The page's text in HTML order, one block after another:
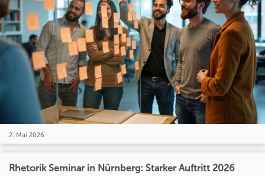
2. Mai 2026
Rhetorik Seminar in Nürnberg: Starker Auftritt 2026